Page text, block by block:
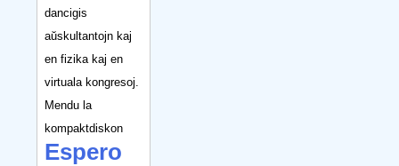
dancigis
aŭskultantojn kaj
en fizika kaj en
virtuala kongresoj.
Mendu la
kompaktdiskon
Espero